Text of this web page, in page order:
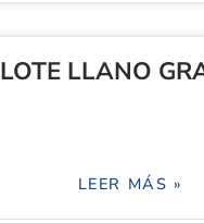
LOTE LLANO
LEER MÁS »